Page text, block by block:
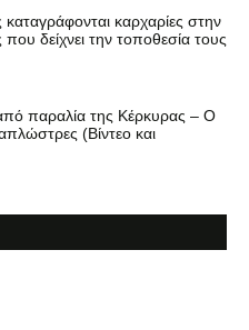
καταγράφονται καρχαρίες στην
δείχνει την τοποθεσία τους
από παραλία της Κέρκυρας – Ο
(Βίντεο και